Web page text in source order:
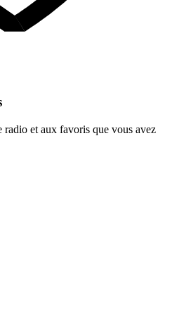
radio et aux favoris que vous avez